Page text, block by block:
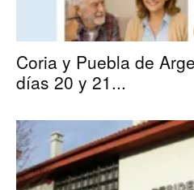
Coria y Puebla de
días 20 y 21...